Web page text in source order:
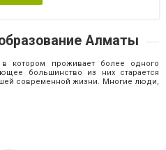
Алматы
котором проживает более одного
большинство из них старается
современной жизни. Многие люди,
хорошее рабочее место,